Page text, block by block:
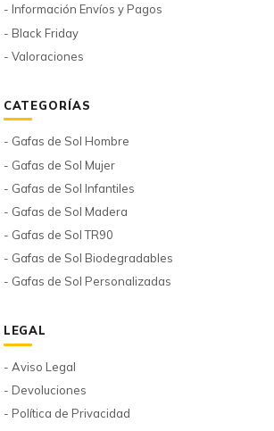
- Información Envíos y Pagos
- Black Friday
- Valoraciones
CATEGORÍAS
- Gafas de Sol Hombre
- Gafas de Sol Mujer
- Gafas de Sol Infantiles
- Gafas de Sol Madera
- Gafas de Sol TR90
- Gafas de Sol Biodegradables
- Gafas de Sol Personalizadas
LEGAL
- Aviso Legal
- Devoluciones
- Política de Privacidad